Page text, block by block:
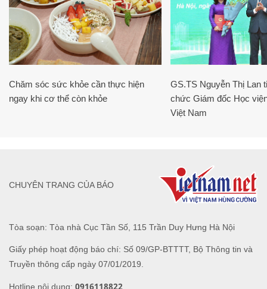
Chăm sóc sức khỏe cần thực hiện
ngay khi cơ thể còn khỏe
GS.TS Nguyễn Thị Lan
chức Giám đốc Học
Việt Nam
Tòa soạn: Tòa nhà Cục Tần Số, 115 Trần Duy Hưng Hà Nội
Giấy phép hoạt động báo chí: Số 09/GP-BTTTT, Bộ Thông tin và
Truyền thông cấp ngày 07/01/2019.
Hotline nội dung: 0916118822
CHUYÊN TRANG CỦA BÁO